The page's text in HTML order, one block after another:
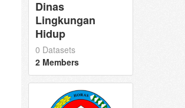
Dinas
Lingkungan
Hidup
0 Datasets
2 Members